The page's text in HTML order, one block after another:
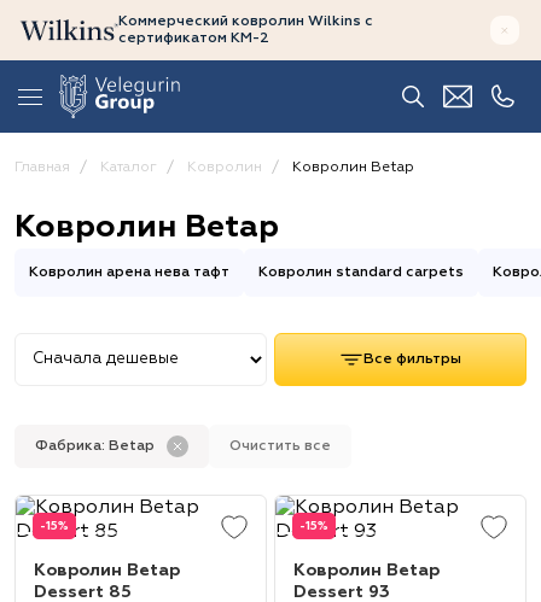
Коммерческий ковролин Wilkins с
сертификатом КМ-2
Главная Каталог Ковролин Ковролин Betap
Ковролин Betap
Ковролин арена нева тафт Ковролин standard carpets
Все фильтры
Фабрика: Betap Очистить все
-15%
Ковролин Betap
Dessert 85
-15%
Ковролин Betap
Dessert 93